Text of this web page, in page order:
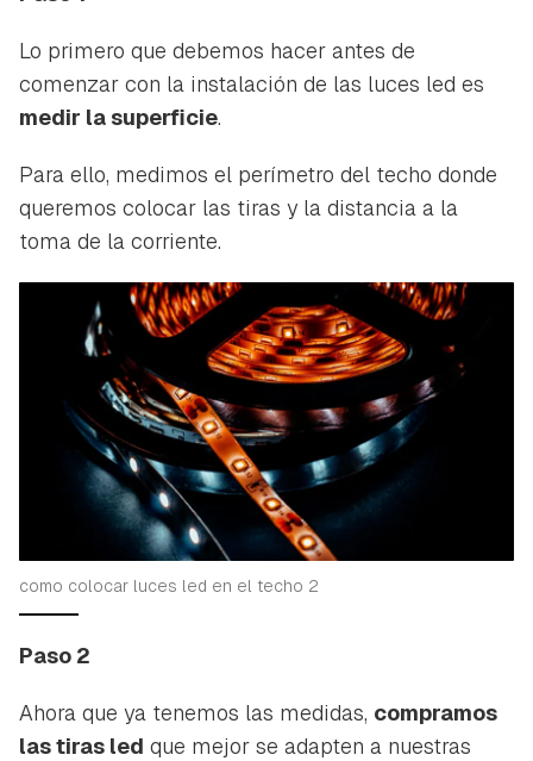
Lo primero que debemos hacer antes de
comenzar con la instalación de las luces led es
medir la superficie.
Para ello, medimos el perímetro del techo donde
queremos colocar las tiras y la distancia a la
toma de la corriente.
como colocar luces led en el techo 2
Paso 2
Ahora que ya tenemos las medidas, compramos
las tiras led que mejor se adapten a nuestras